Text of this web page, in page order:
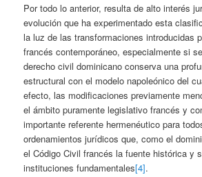
Por todo lo anterior, resulta de alto interés
evolución que ha experimentado esta
la luz de las transformaciones introducidas
francés contemporáneo, especialmente si
derecho civil dominicano conserva una
estructural con el modelo napoleónico del
efecto, las modificaciones previamente
el ámbito puramente legislativo francés y
importante referente hermenéutico para
ordenamientos jurídicos que, como el
el Código Civil francés la fuente histórica y
instituciones fundamentales[4].